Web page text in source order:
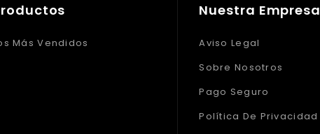
Más Vendidos
Nuestra Empresa
Aviso Legal
Sobre Nosotros
Pago Seguro
Política De Privacidad